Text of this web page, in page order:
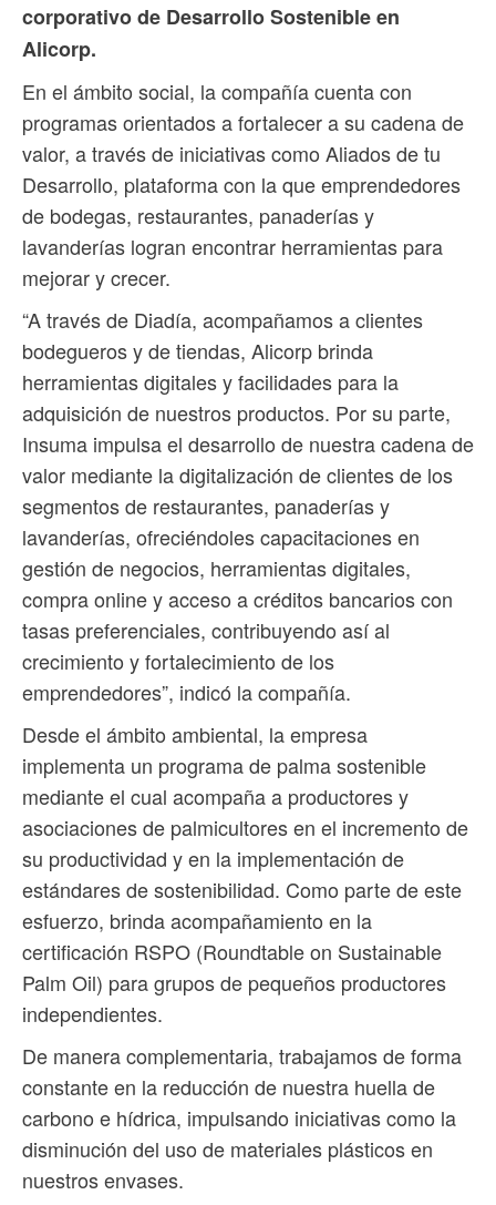
corporativo de Desarrollo Sostenible en
Alicorp.
En el ámbito social, la compañía cuenta con
programas orientados a fortalecer a su cadena de
valor, a través de iniciativas como Aliados de tu
Desarrollo, plataforma con la que emprendedores
de bodegas, restaurantes, panaderías y
lavanderías logran encontrar herramientas para
mejorar y crecer.
“A través de Diadía, acompañamos a clientes
bodegueros y de tiendas, Alicorp brinda
herramientas digitales y facilidades para la
adquisición de nuestros productos. Por su parte,
Insuma impulsa el desarrollo de nuestra cadena de
valor mediante la digitalización de clientes de los
segmentos de restaurantes, panaderías y
lavanderías, ofreciéndoles capacitaciones en
gestión de negocios, herramientas digitales,
compra online y acceso a créditos bancarios con
tasas preferenciales, contribuyendo así al
crecimiento y fortalecimiento de los
emprendedores”, indicó la compañía.
Desde el ámbito ambiental, la empresa
implementa un programa de palma sostenible
mediante el cual acompaña a productores y
asociaciones de palmicultores en el incremento de
su productividad y en la implementación de
estándares de sostenibilidad. Como parte de este
esfuerzo, brinda acompañamiento en la
certificación RSPO (Roundtable on Sustainable
Palm Oil) para grupos de pequeños productores
independientes.
De manera complementaria, trabajamos de forma
constante en la reducción de nuestra huella de
carbono e hídrica, impulsando iniciativas como la
disminución del uso de materiales plásticos en
nuestros envases.